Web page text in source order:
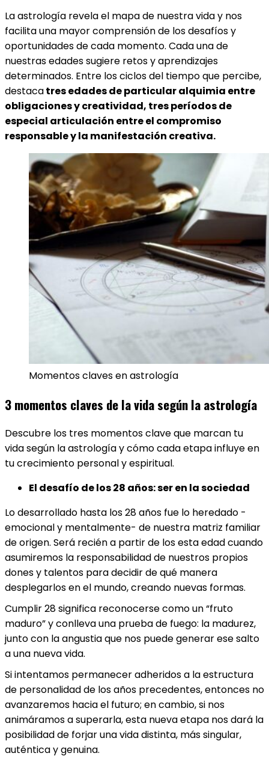
La astrología revela el mapa de nuestra vida y nos
facilita una mayor comprensión de los desafíos y
oportunidades de cada momento. Cada una de
nuestras edades sugiere retos y aprendizajes
determinados. Entre los ciclos del tiempo que percibe,
destacatres edades de particular alquimia entre
obligaciones y creatividad, tres períodos de
especial articulación entre el compromiso
responsable y la manifestación creativa.
Momentos claves en astrología
3 momentos claves de la vida según la astrología
Descubre los tres momentos clave que marcan tu
vida según la astrología y cómo cada etapa influye en
tu crecimiento personal y espiritual.
El desafío de los 28 años: ser en la sociedad
Lo desarrollado hasta los 28 años fue lo heredado -
emocional y mentalmente- de nuestra matriz familiar
de origen. Será recién a partir de los esta edad cuando
asumiremos la responsabilidad de nuestros propios
dones y talentos para decidir de qué manera
desplegarlos en el mundo, creando nuevas formas.
Cumplir 28 significa reconocerse como un “fruto
maduro” y conlleva una prueba de fuego: la madurez,
junto con la angustia que nos puede generar ese salto
a una nueva vida.
Si intentamos permanecer adheridos a la estructura
de personalidad de los años precedentes, entonces no
avanzaremos hacia el futuro; en cambio, si nos
animáramos a superarla, esta nueva etapa nos dará la
posibilidad de forjar una vida distinta, más singular,
auténtica y genuina.